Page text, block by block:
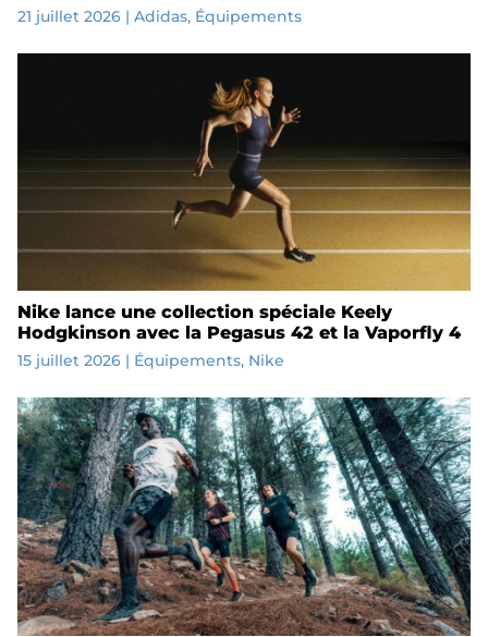
21 juillet 2026| Adidas, Équipements
Nike lance une collection spéciale Keely
Hodgkinson avec la Pegasus 42 et la Vaporfly 4
15 juillet 2026| Équipements, Nike